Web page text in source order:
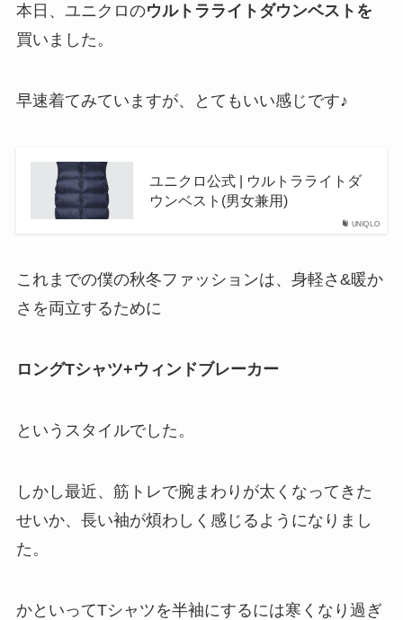
本日、ユニクロのウルトラライトダウンベストを
買いました。
早速着てみていますが、とてもいい感じです♪
UNIQLO
ユニクロ公式 | ウルトラライトダ
ウンベスト(男女兼用)
これまでの僕の秋冬ファッションは、身軽さ&暖か
さを両立するために
ロングTシャツ+ウィンドブレーカー
というスタイルでした。
しかし最近、筋トレで腕まわりが太くなってきた
せいか、長い袖が煩わしく感じるようになりまし
た。
かといってTシャツを半袖にするには寒くなり過ぎ